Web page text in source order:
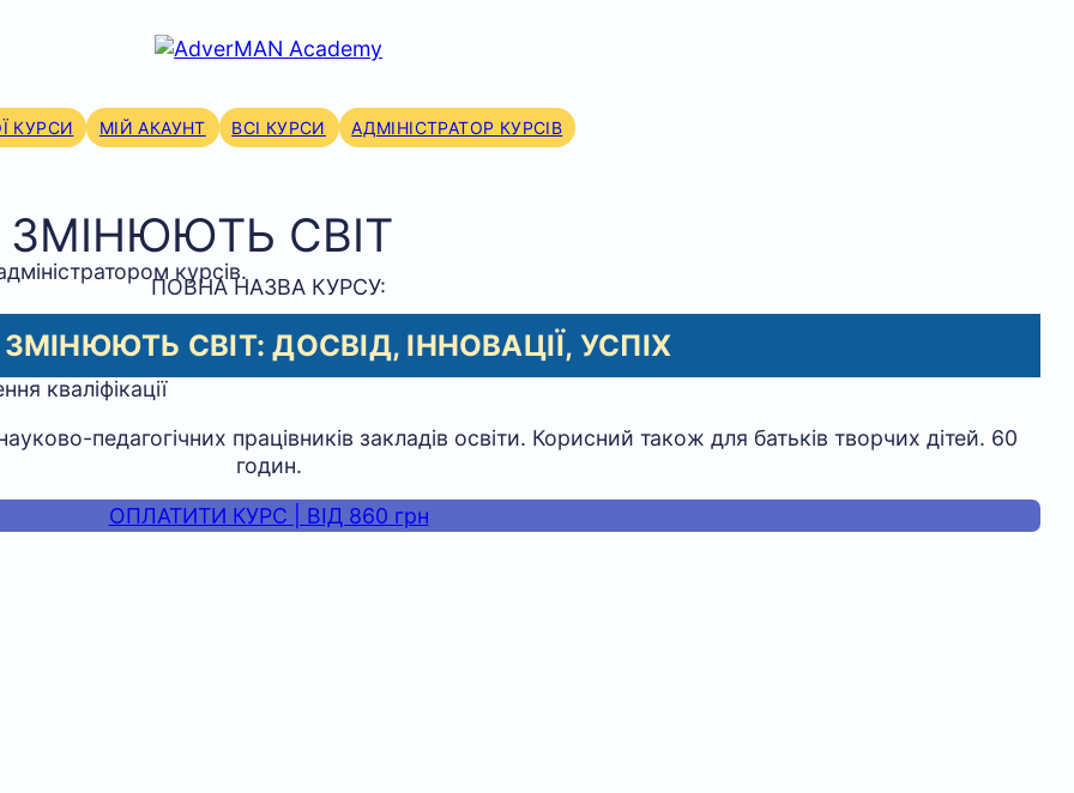
КУРСИ МІЙ АКАУНТ ВСІ КУРСИ АДМІНІСТРАТОР КУРСІВ
ЗМІНЮЮТЬ СВІТ
курсів.
ПОВНА НАЗВА КУРСУ:
СВІТ: ДОСВІД, ІННОВАЦІЇ, УСПІХ
педагогічних працівників закладів освіти. Корисний також для батьків творчих дітей. 60
годин.
ОПЛАТИТИ КУРС | ВІД 860 грн